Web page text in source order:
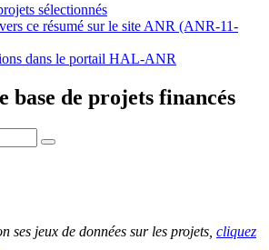
sélectionnés
ce résumé sur le site ANR (ANR-11-
dans le portail HAL-ANR
base de projets financés
ses jeux de données sur les projets, cliquez